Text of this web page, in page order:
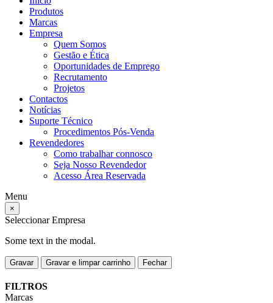
Produtos
Marcas
Empresa
Quem Somos
Gestão e Ética
Oportunidades de Emprego
Recrutamento
Projetos
Contactos
Notícias
Suporte Técnico
Procedimentos Pós-Venda
Revendedores
Como trabalhar connosco
Seja Nosso Revendedor
Acesso Área Reservada
Menu
×
Seleccionar Empresa
Some text in the modal.
Gravar Gravar e limpar carrinho Fechar
FILTROS
Marcas